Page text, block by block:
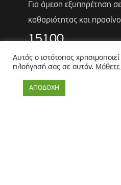
Για άμεση εξυπηρέτηση
καθαριότητας και
15100
Τηλέφωνα Έκτακτης
Αντιδήμαρχος
Αυτός ο ιστότοπος
πλοήγησή σας σε αυτόν.
ΑΠΟΔΟΧΗ